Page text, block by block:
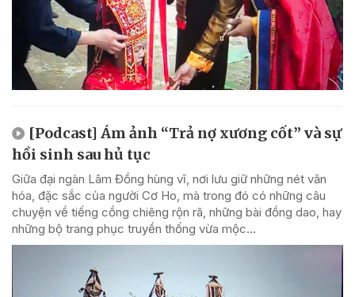
[Podcast] Ám ảnh “Trả nợ xương cốt” và sự
hồi sinh sau hủ tục
Giữa đại ngàn Lâm Đồng hùng vĩ, nơi lưu giữ những nét văn
hóa, đặc sắc của người Cơ Ho, mà trong đó có những câu
chuyện về tiếng cồng chiêng rộn rã, những bài đồng dao, hay
những bộ trang phục truyền thống vừa mộc...